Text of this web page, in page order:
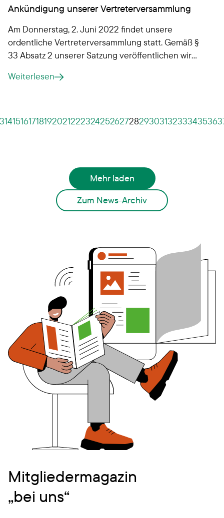
Ankündigung unserer Vertreterversammlung
Am Donnerstag, 2. Juni 2022 findet unsere
ordentliche Vertreterversammlung statt. Gemäß §
33 Absatz 2 unserer Satzung veröffentlichen wir
Weiterlesen
1415161718192021222324252627282930313233343536
Mehr laden
Zum News-Archiv
Mitgliedermagazin
„bei uns“